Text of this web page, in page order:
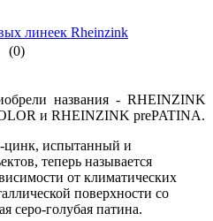
(0)
названия - RHEINZINK
и RHEINZINK prePATINA.
цинк, испытанный и
теперь называется
от климатических
поверхности со
серо-голубая патина.